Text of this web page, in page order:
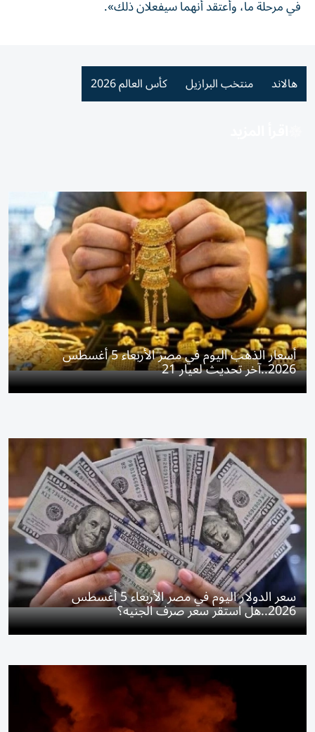
في مرحلة ما، وأعتقد أنهما سيفعلان ذلك».
هالاند منتخب البرازيل كأس العالم 2026
أسعار الذهب اليوم في مصر الأربعاء 5 أغسطس
2026..آخر تحديث لعيار 21
سعر الدولار اليوم في مصر الأربعاء 5 أغسطس
2026..هل استقر سعر صرف الجنيه؟